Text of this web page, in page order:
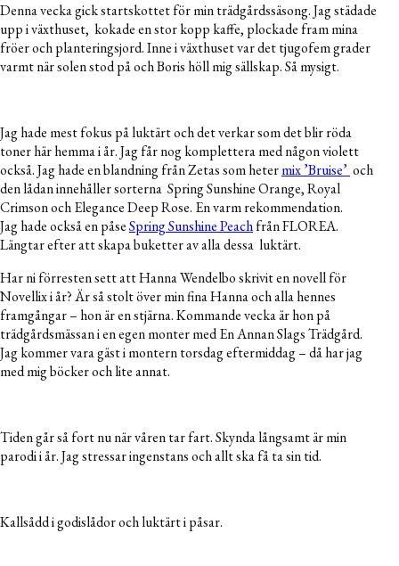
Denna vecka gick startskottet för min trädgårdssäsong. Jag städade
upp i växthuset, kokade en stor kopp kaffe, plockade fram mina
fröer och planteringsjord. Inne i växthuset var det tjugofem grader
varmt när solen stod på och Boris höll mig sällskap. Så mysigt.
Jag hade mest fokus på luktärt och det verkar som det blir röda
toner här hemma i år. Jag får nog komplettera med någon violett
också. Jag hade en blandning från Zetas som hetermix ’Bruise’ och
den lådan innehåller sorterna Spring Sunshine Orange, Royal
Crimson och Elegance Deep Rose. En varm rekommendation.
Jag hade också en påseSpring Sunshine Peachfrån FLOREA.
Längtar efter att skapa buketter av alla dessa luktärt.
Har ni förresten sett att Hanna Wendelbo skrivit en novell för
Novellix i år? Är så stolt över min fina Hanna och alla hennes
framgångar – hon är en stjärna. Kommande vecka är hon på
trädgårdsmässan i en egen monter med En Annan Slags Trädgård.
Jag kommer vara gäst i montern torsdag eftermiddag – då har jag
med mig böcker och lite annat.
Tiden går så fort nu när våren tar fart. Skynda långsamt är min
parodi i år. Jag stressar ingenstans och allt ska få ta sin tid.
Kallsådd i godislådor och luktärt i påsar.